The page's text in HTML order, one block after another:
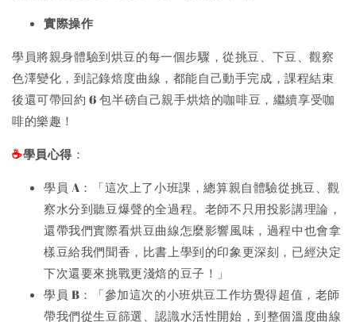
實際操作
學員將親身體驗到烘豆的每一個步驟，從挑豆、下豆、觀察
色澤變化，到記錄焙度曲線，都能自己動手完成，課程結束
後還可帶回約 6 包半磅自己親手烘焙的咖啡豆，繼續享受咖
啡的樂趣！
☕️學員心得 ：
學員 A：「這次上了小班課，總算親自體驗從挑豆、觀
察水分到聽豆爆聲的全過程。老師不只用投影講理論，
還帶我們實際看烘豆曲線怎麼影響風味，過程中也會拿
樣豆給我們聞香，比書上學到的印象更深刻，已經決定
下次還要來挑戰更淺焙的豆子！」
學員 B：「參加這次的小班烘豆工作坊覺得超值，老師
帶我們從生豆篩選、認識水活性開始，到整個溫度曲線